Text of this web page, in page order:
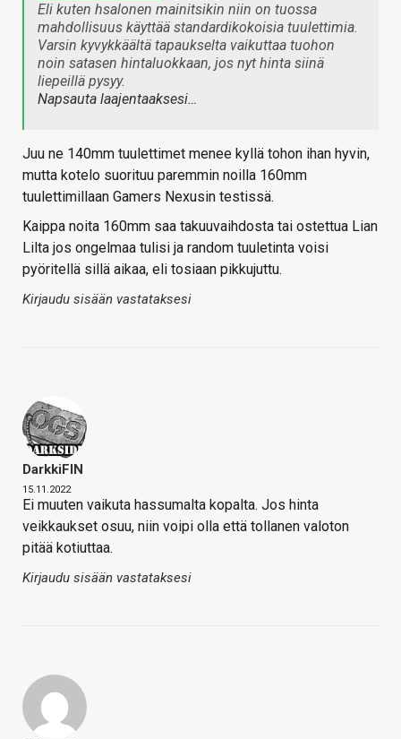
Eli kuten hsalonen mainitsikin niin on tuossa
mahdollisuus käyttää standardikokoisia tuulettimia.
Varsin kyvykkäältä tapaukselta vaikuttaa tuohon
noin satasen hintaluokkaan, jos nyt hinta siinä
liepeillä pysyy.
Napsauta laajentaaksesi…
Juu ne 140mm tuulettimet menee kyllä tohon ihan hyvin,
mutta kotelo suorituu paremmin noilla 160mm
tuulettimillaan Gamers Nexusin testissä.
Kaippa noita 160mm saa takuuvaihdosta tai ostettua Lian
Lilta jos ongelmaa tulisi ja random tuuletinta voisi
pyöritellä sillä aikaa, eli tosiaan pikkujuttu.
Kirjaudu sisään vastataksesi
DarkkiFIN
15.11.2022
Ei muuten vaikuta hassumalta kopalta. Jos hinta
veikkaukset osuu, niin voipi olla että tollanen valoton
pitää kotiuttaa.
Kirjaudu sisään vastataksesi